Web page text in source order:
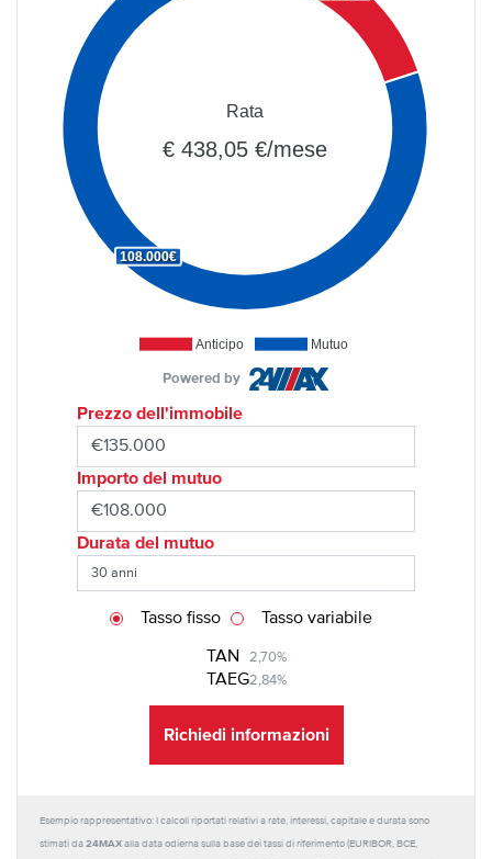
Anticipo Mutuo
108.000€
Rata
€ 438,05 €/mese
Powered by
Prezzo dell'immobile
Importo del mutuo
Durata del mutuo
TAN 2,70%
TAEG2,84%
Tasso fisso Tasso variabile
Richiedi informazioni
Esempio rappresentativo: I calcoli riportati relativi a rate, interessi, capitale e durata sono
stimati da 24MAX alla data odierna sulla base dei tassi di riferimento (EURIBOR, BCE,